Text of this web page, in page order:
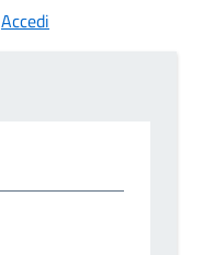
Accedi